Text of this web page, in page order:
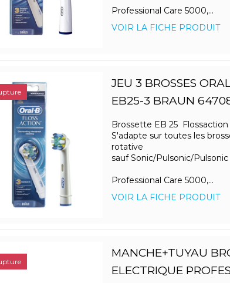
Professional Care 5000,...
VOIR LA FICHE PRODUIT
JEU 3 BROSSES
EB25-3 BRAUN
Brossette EB 25 Flossaction
S'adapte sur toutes les
rotative
sauf Sonic/Pulsonic/Pulsonic
Professional Care 5000,...
VOIR LA FICHE PRODUIT
MANCHE+TUYAU
ELECTRIQUE